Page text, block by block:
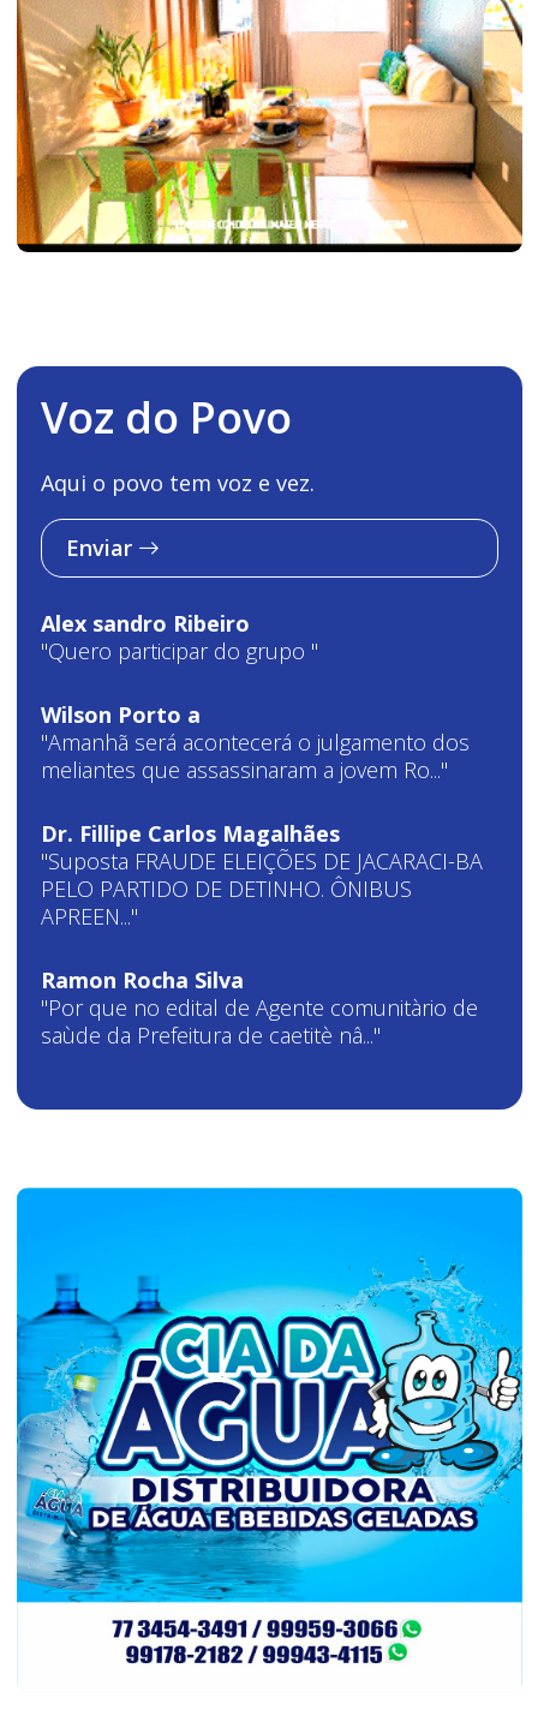
Voz do Povo
Aqui o povo tem voz e vez.
Enviar
Alex sandro Ribeiro
"Quero participar do grupo "
Wilson Porto a
"Amanhã será acontecerá o julgamento dos
meliantes que assassinaram a jovem Ro..."
Dr. Fillipe Carlos Magalhães
"Suposta FRAUDE ELEIÇÕES DE JACARACI-BA
PELO PARTIDO DE DETINHO. ÔNIBUS
APREEN..."
Ramon Rocha Silva
"Por que no edital de Agente comunitàrio de
saùde da Prefeitura de caetitè nâ..."